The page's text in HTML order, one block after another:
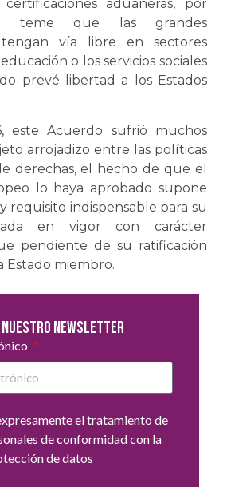
aduaneras, por
teme que las grandes
tengan vía libre en sectores
o los servicios sociales
prevé libertad a los Estados
este Acuerdo sufrió muchos
arrojadizo entre las políticas
derechas, el hecho de que el
lo haya aprobado supone
requisito indispensable para su
en vigor con carácter
pendiente de su ratificación
Estado miembro.
nuestro newsletter
el tratamiento de
de conformidad con la
de datos